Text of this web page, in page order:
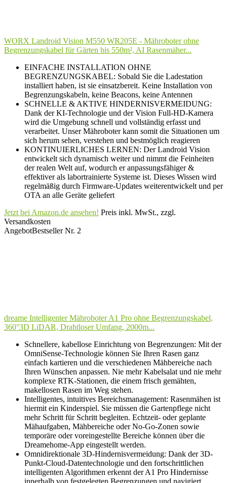
WORX Landroid Vision M550 WR205E - Mähroboter ohne
Begrenzungskabel für Gärten bis 550m², AI Rasenmäher...
EINFACHE INSTALLATION OHNE
BEGRENZUNGSKABEL: Sobald Sie die Ladestation
installiert haben, ist sie einsatzbereit. Keine Installation von
Begrenzungskabeln, keine Beacons, keine Antennen
SCHNELLE & AKTIVE HINDERNISVERMEIDUNG:
Dank der KI-Technologie und der Vision Full-HD-Kamera
wird die Umgebung schnell und vollständig erfasst und
verarbeitet. Unser Mähroboter kann somit die Situationen um
sich herum sehen, verstehen und bestmöglich reagieren
KONTINUIERLICHES LERNEN: Der Landroid Vision
entwickelt sich dynamisch weiter und nimmt die Feinheiten
der realen Welt auf, wodurch er anpassungsfähiger &
effektiver als labortrainierte Systeme ist. Dieses Wissen wird
regelmäßig durch Firmware-Updates weiterentwickelt und per
OTA an alle Geräte geliefert
Jetzt bei Amazon.de ansehen! Preis inkl. MwSt., zzgl.
Versandkosten
AngebotBestseller Nr. 2
dreame Intelligenter Mähroboter A1 Pro ohne Begrenzungskabel,
360°3D LiDAR, Drahtloser Umfang, 2000m...
Schnellere, kabellose Einrichtung von Begrenzungen: Mit der
OmniSense-Technologie können Sie Ihren Rasen ganz
einfach kartieren und die verschiedenen Mähbereiche nach
Ihren Wünschen anpassen. Nie mehr Kabelsalat und nie mehr
komplexe RTK-Stationen, die einem frisch gemähten,
makellosen Rasen im Weg stehen.
Intelligentes, intuitives Bereichsmanagement: Rasenmähen ist
hiermit ein Kinderspiel. Sie müssen die Gartenpflege nicht
mehr Schritt für Schritt begleiten. Echtzeit- oder geplante
Mähaufgaben, Mähbereiche oder No-Go-Zonen sowie
temporäre oder voreingestellte Bereiche können über die
Dreamehome-App eingestellt werden.
Omnidirektionale 3D-Hindernisvermeidung: Dank der 3D-
Punkt-Cloud-Datentechnologie und den fortschrittlichen
intelligenten Algorithmen erkennt der A1 Pro Hindernisse
innerhalb von festgelegten Begrenzungen und navigiert